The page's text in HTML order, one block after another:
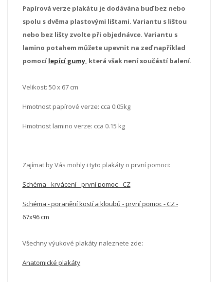
Papírová verze plakátu je dodávána buď bez nebo
spolu s dvěma plastovými lištami. Variantu s lištou
nebo bez lišty zvolte při objednávce. Variantu s
lamino potahem můžete upevnit na zeď například
pomocílepící gumy, která však není součástí balení.
Velikost: 50 x 67 cm
Hmotnost papírové verze: cca 0.05kg
Hmotnost lamino verze: cca 0.15 kg
Zajímat by Vás mohly i tyto plakáty o první pomoci:
Schéma - krvácení - první pomoc - CZ
Schéma - poranění kostí a kloubů - první pomoc - CZ -
67x96 cm
Všechny výukové plakáty naleznete zde:
Anatomické plakáty